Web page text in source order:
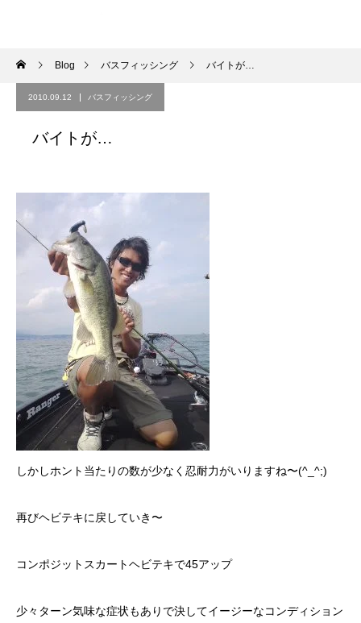
Blog バスフィッシング バイトが…
2010.09.12 バスフィッシング
バイトが…
しかしホント当たりの数が少なく忍耐力がいりますね〜(^_^;)
再びヘビテキに戻していき〜
コンポジットスカートヘビテキで45アップ
少々ターン気味な症状もありで決してイージーなコンディション